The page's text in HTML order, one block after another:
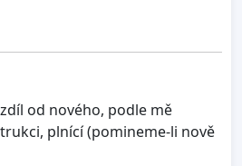
od nového, podle mě
plnící (pomineme-li nově